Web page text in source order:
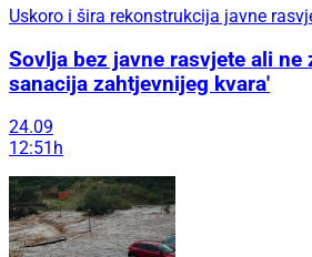
Uskoro i šira rekonstrukcija javne
Sovlja bez javne rasvjete ali ne
sanacija zahtjevnijeg kvara'
24.09
12:51h